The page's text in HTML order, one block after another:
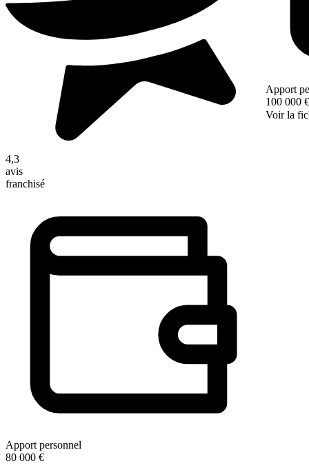
4,3
avis
franchisé
Apport personnel
80 000 €
Apport
100 000 €
Voir la